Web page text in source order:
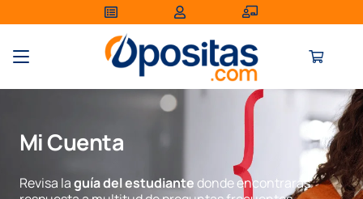
Mi Cuenta
Revisa laguía del estudiantedonde encontrarás